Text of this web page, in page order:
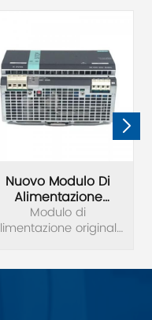
Nuovo Modulo Di
Alimentazione
Originale Siemens
6EP1437-3BA00
Modulo di
originale